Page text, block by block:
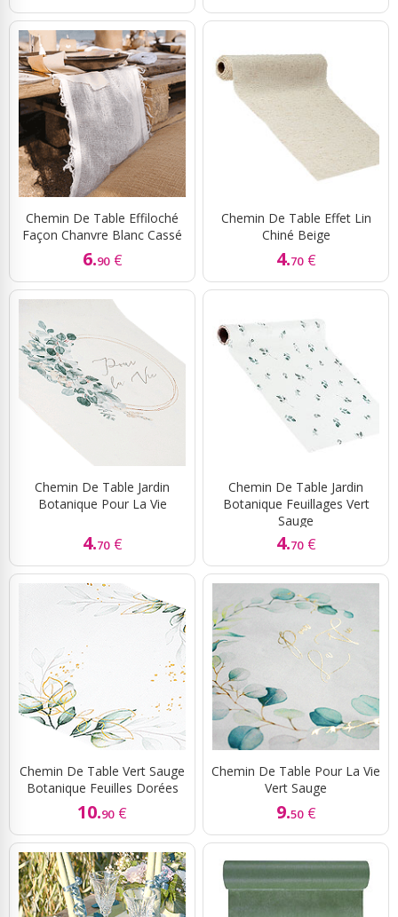
Chemin De Table Effiloché
Façon Chanvre Blanc Cassé
6.90 €
Chemin De Table Effet Lin
Chiné Beige
4.70 €
Chemin De Table Jardin
Botanique Pour La Vie
4.70 €
Chemin De Table Jardin
Botanique Feuillages Vert
Sauge
4.70 €
Chemin De Table Vert Sauge
Botanique Feuilles Dorées
10.90 €
Chemin De Table Pour La Vie
Vert Sauge
9.50 €